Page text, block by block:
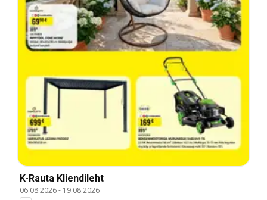
K-Rauta Kliendileht
06.08.2026- 19.08.2026